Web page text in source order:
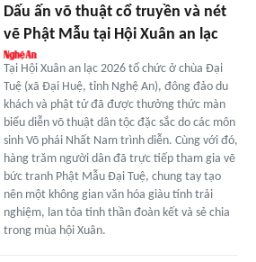
Dấu ấn võ thuật cổ truyền và nét
vẽ Phật Mẫu tại Hội Xuân an lạc
Tại Hội Xuân an lạc 2026 tổ chức ở chùa Đại
Tuệ (xã Đại Huệ, tỉnh Nghệ An), đông đảo du
khách và phật tử đã được thưởng thức màn
biểu diễn võ thuật dân tộc đặc sắc do các môn
sinh Võ phái Nhất Nam trình diễn. Cùng với đó,
hàng trăm người dân đã trực tiếp tham gia vẽ
bức tranh Phật Mẫu Đại Tuệ, chung tay tạo
nên một không gian văn hóa giàu tính trải
nghiệm, lan tỏa tinh thần đoàn kết và sẻ chia
trong mùa hội Xuân.